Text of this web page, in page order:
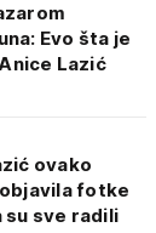
Evo šta je
Lazić
ovako
objavila fotke
sve radili